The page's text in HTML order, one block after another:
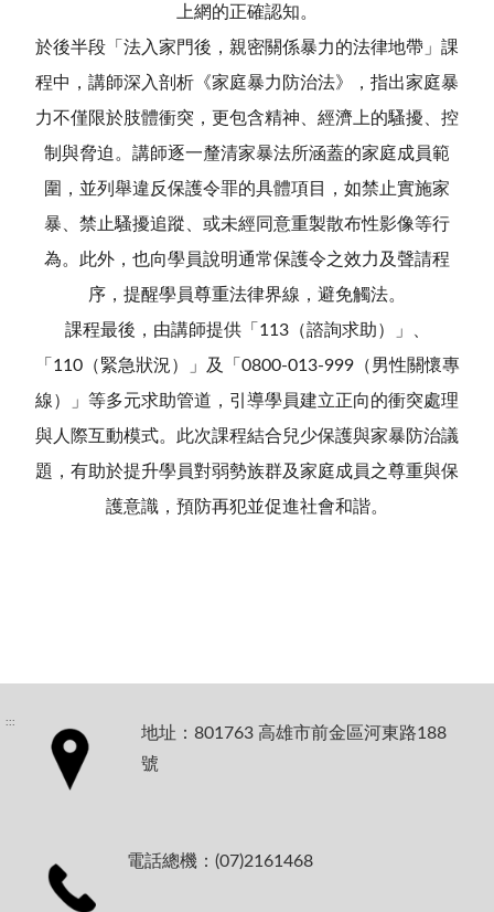
上網的正確認知。
於後半段「法入家門後，親密關係暴力的法律地帶」課
程中，講師深入剖析《家庭暴力防治法》，指出家庭暴
力不僅限於肢體衝突，更包含精神、經濟上的騷擾、控
制與脅迫。講師逐一釐清家暴法所涵蓋的家庭成員範
圍，並列舉違反保護令罪的具體項目，如禁止實施家
暴、禁止騷擾追蹤、或未經同意重製散布性影像等行
為。此外，也向學員說明通常保護令之效力及聲請程
序，提醒學員尊重法律界線，避免觸法。
課程最後，由講師提供「113（諮詢求助）」、
「110（緊急狀況）」及「0800-013-999（男性關懷專
線）」等多元求助管道，引導學員建立正向的衝突處理
與人際互動模式。此次課程結合兒少保護與家暴防治議
題，有助於提升學員對弱勢族群及家庭成員之尊重與保
護意識，預防再犯並促進社會和諧。
:::
地址：801763 高雄市前金區河東路188
號
電話總機：(07)2161468